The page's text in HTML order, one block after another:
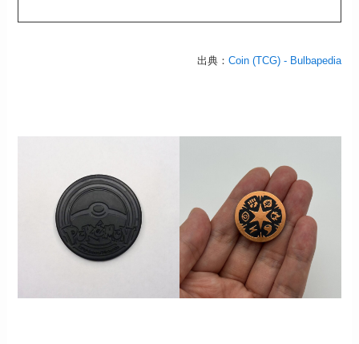
出典： Coin (TCG) - Bulbapedia